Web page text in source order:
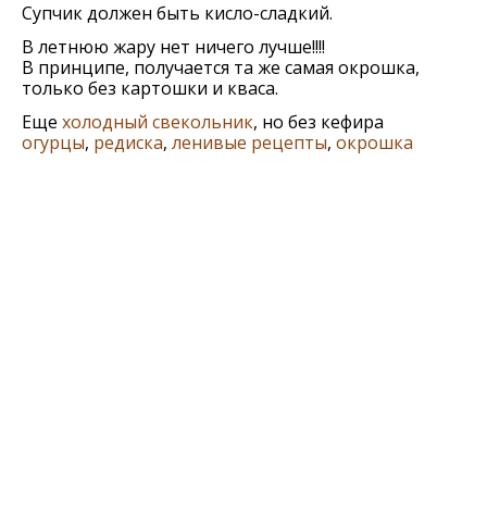
Супчик должен быть кисло-сладкий.
В летнюю жару нет ничего лучше!!!!
В принципе, получается та же самая окрошка,
только без картошки и кваса.
Еще холодный свекольник, но без кефира
огурцы, редиска, ленивые рецепты, окрошка